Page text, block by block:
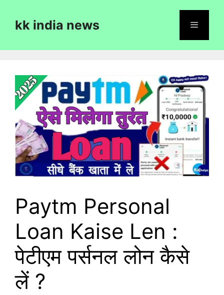
contentkk india news
Paytm Personal
Loan Kaise Len :
पेटीएम पर्सनल लोन कैसे
लें ?